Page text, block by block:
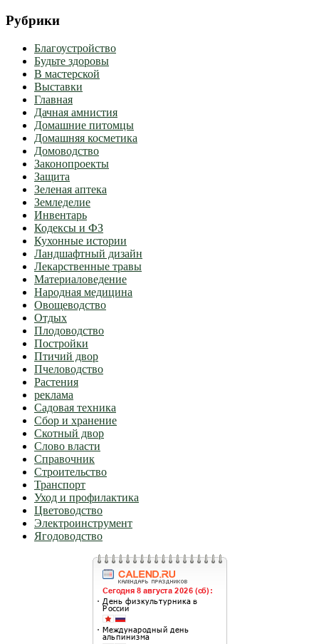
Рубрики
Благоустройство
Будьте здоровы
В мастерской
Выставки
Главная
Дачная амнистия
Домашние питомцы
Домашняя косметика
Домоводство
Законопроекты
Защита
Зеленая аптека
Земледелие
Инвентарь
Кодексы и ФЗ
Кухонные истории
Ландшафтный дизайн
Лекарственные травы
Материаловедение
Народная медицина
Овощеводство
Отдых
Плодоводство
Постройки
Птичий двор
Пчеловодство
Растения
реклама
Садовая техника
Сбор и хранение
Скотный двор
Слово власти
Справочник
Строительство
Транспорт
Уход и профилактика
Цветоводство
Электроинструмент
Ягодоводство